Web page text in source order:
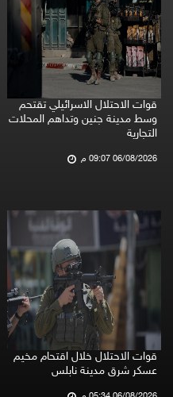
قوات الاحتلال الاسرائيلي تقتحم
وسط مدينة جنين وتداهم المحلات
التجارية
06/08/2026 09:07 م
قوات الاحتلال خلال اقتحام مخيم
عسكر شرق مدينة نابلس